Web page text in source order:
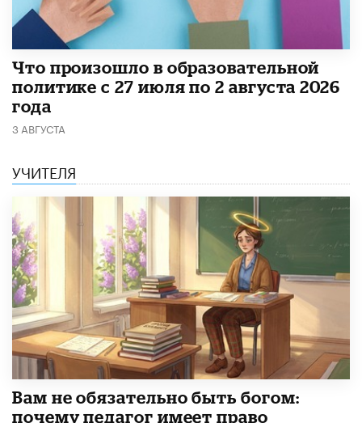
​Что произошло в образовательной
политике с 27 июля по 2 августа 2026
года
3 АВГУСТА
УЧИТЕЛЯ
​Вам не обязательно быть богом:
почему педагог имеет право